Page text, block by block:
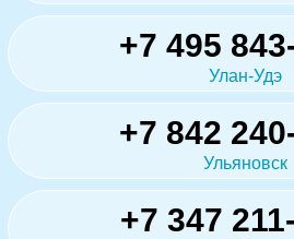
+7 495
Улан-Удэ
+7 842
Ульяновск
+7 347